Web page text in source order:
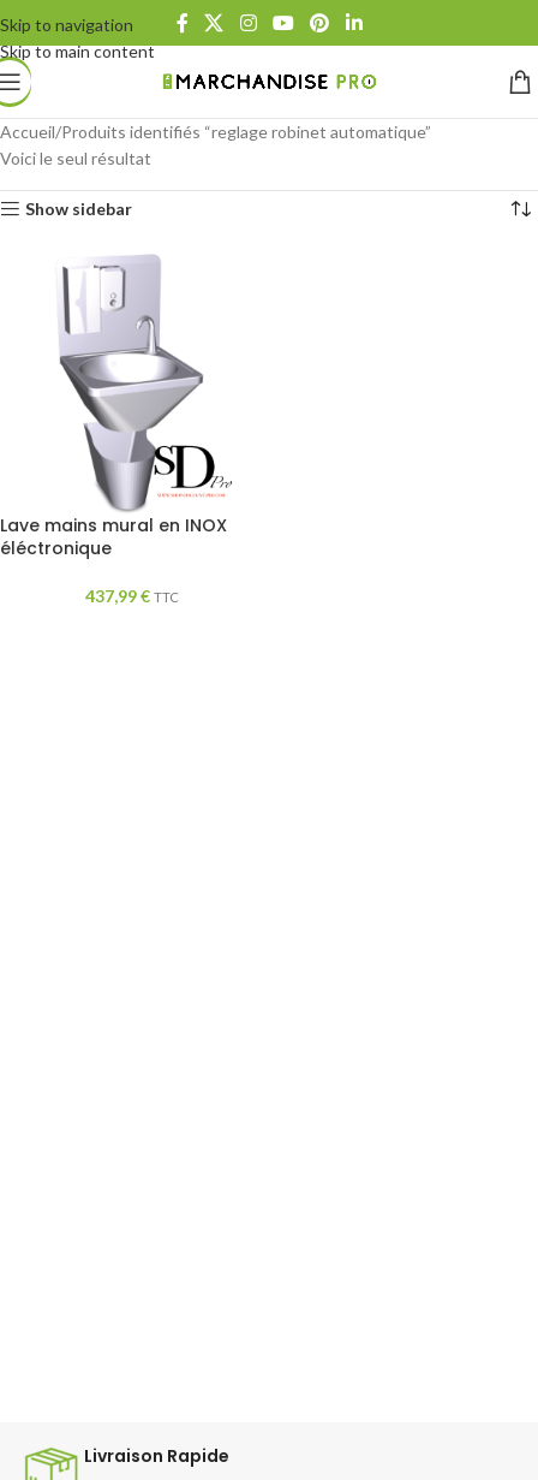
Skip to navigation
Skip to main content
Accueil Produits identifiés “reglage robinet automatique”
Voici le seul résultat
Show sidebar
Lave mains mural en INOX
éléctronique
437,99€ TTC
Livraison Rapide